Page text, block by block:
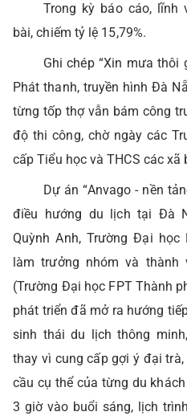
Trong kỳ báo cáo, lĩnh
bài, chiếm tỷ lệ 15,79%.
Ghi chép “Xin mưa thôi
Phát thanh, truyền hình Đà
từng tốp thợ vẫn bám công
độ thi công, chờ ngày các
cấp Tiểu học và THCS các xã
Dự án “Anvago - nền
điều hướng du lịch tại Đà
Quỳnh Anh, Trường Đại
làm trưởng nhóm và thành
(Trường Đại học FPT Thành
phát triển đã mở ra hướng
sinh thái du lịch thông
thay vì cung cấp gợi ý đại
cầu cụ thể của từng du
3 giờ vào buổi sáng, lịch